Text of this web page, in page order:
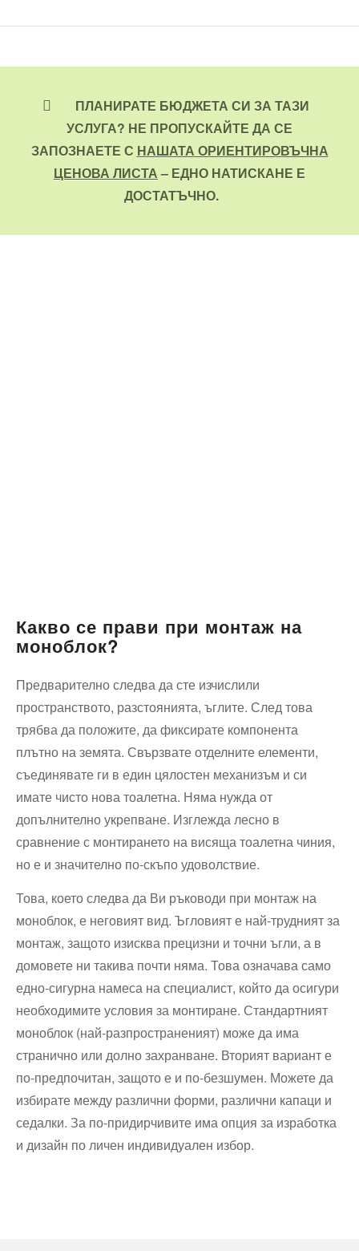
ПЛАНИРАТЕ БЮДЖЕТА СИ ЗА ТАЗИ
УСЛУГА? НЕ ПРОПУСКАЙТЕ ДА СЕ
ЗАПОЗНАЕТЕ С НАШАТА ОРИЕНТИРОВЪЧНА
ЦЕНОВА ЛИСТА– ЕДНО НАТИСКАНЕ Е
ДОСТАТЪЧНО.
Какво се прави при монтаж на
моноблок?
Предварително следва да сте изчислили
пространството, разстоянията, ъглите. След това
трябва да положите, да фиксирате компонента
плътно на земята. Свързвате отделните елементи,
съединявате ги в един цялостен механизъм и си
имате чисто нова тоалетна. Няма нужда от
допълнително укрепване. Изглежда лесно в
сравнение с монтирането на висяща тоалетна чиния,
но е и значително по-скъпо удоволствие.
Това, което следва да Ви ръководи при монтаж на
моноблок, е неговият вид. Ъгловият е най-трудният за
монтаж, защото изисква прецизни и точни ъгли, а в
домовете ни такива почти няма. Това означава само
едно-сигурна намеса на специалист, който да осигури
необходимите условия за монтиране. Стандартният
моноблок (най-разпространеният) може да има
странично или долно захранване. Вторият вариант е
по-предпочитан, защото е и по-безшумен. Можете да
избирате между различни форми, различни капаци и
седалки. За по-придирчивите има опция за изработка
и дизайн по личен индивидуален избор.